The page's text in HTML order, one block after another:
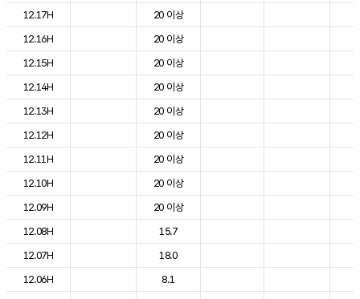
12.17H
20 이상
12.16H
20 이상
12.15H
20 이상
12.14H
20 이상
12.13H
20 이상
12.12H
20 이상
12.11H
20 이상
12.10H
20 이상
12.09H
20 이상
12.08H
15.7
12.07H
18.0
12.06H
8.1